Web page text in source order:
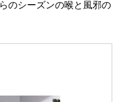
のシーズンの喉と風邪の